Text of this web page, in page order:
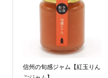
信州の旬感ジャム【紅玉りん